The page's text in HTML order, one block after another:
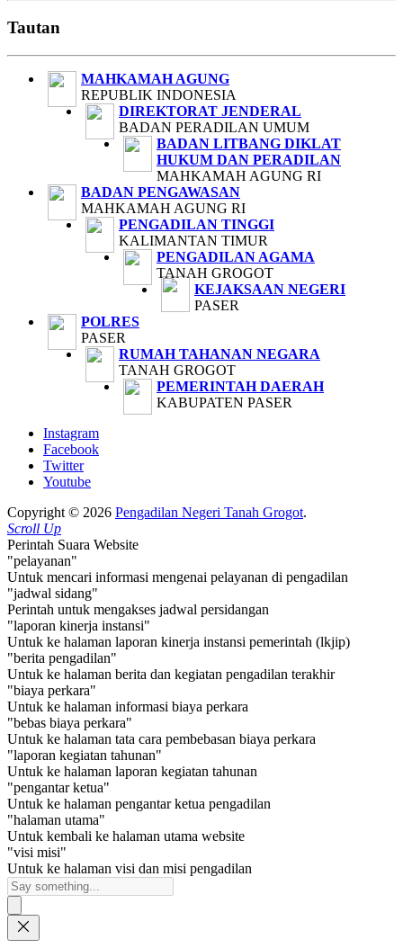
Tautan
MAHKAMAH AGUNG
REPUBLIK INDONESIA
DIREKTORAT JENDERAL
BADAN PERADILAN UMUM
BADAN LITBANG DIKLAT
HUKUM DAN PERADILAN
MAHKAMAH AGUNG RI
BADAN PENGAWASAN
MAHKAMAH AGUNG RI
PENGADILAN TINGGI
KALIMANTAN TIMUR
PENGADILAN AGAMA
TANAH GROGOT
KEJAKSAAN NEGERI
PASER
POLRES
PASER
RUMAH TAHANAN NEGARA
TANAH GROGOT
PEMERINTAH DAERAH
KABUPATEN PASER
Instagram
Facebook
Twitter
Youtube
Copyright © 2026 Pengadilan Negeri Tanah Grogot.
Scroll Up
Perintah Suara Website
"pelayanan"
Untuk mencari informasi mengenai pelayanan di pengadilan
"jadwal sidang"
Perintah untuk mengakses jadwal persidangan
"laporan kinerja instansi"
Untuk ke halaman laporan kinerja instansi pemerintah (lkjip)
"berita pengadilan"
Untuk ke halaman berita dan kegiatan pengadilan terakhir
"biaya perkara"
Untuk ke halaman informasi biaya perkara
"bebas biaya perkara"
Untuk ke halaman tata cara pembebasan biaya perkara
"laporan kegiatan tahunan"
Untuk ke halaman laporan kegiatan tahunan
"pengantar ketua"
Untuk ke halaman pengantar ketua pengadilan
"halaman utama"
Untuk kembali ke halaman utama website
"visi misi"
Untuk ke halaman visi dan misi pengadilan